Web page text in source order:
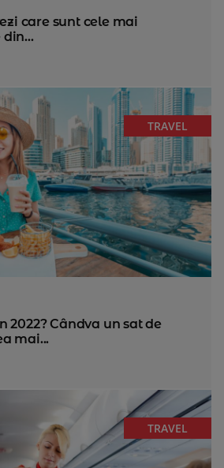
care sunt cele mai
TRAVEL
2022? Cândva un sat de
mai...
TRAVEL